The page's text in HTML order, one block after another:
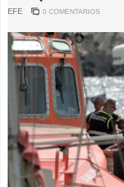
EFE 0 COMENTARIOS